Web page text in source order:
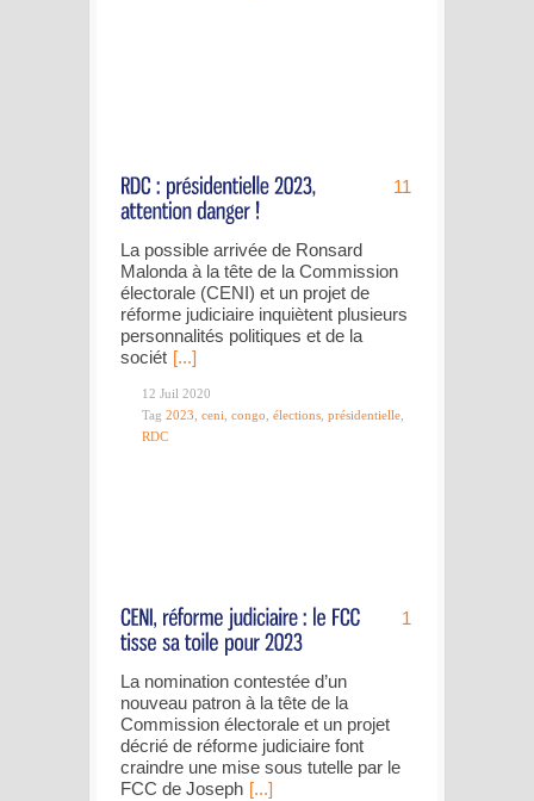
11
La possible arrivée de Ronsard
Malonda à la tête de la Commission
électorale (CENI) et un projet de
réforme judiciaire inquiètent plusieurs
personnalités politiques et de la
sociét [...]
12 Juil 2020
Tag 2023 ceni congo élections présidentielle
RDC
1
La nomination contestée d’un
nouveau patron à la tête de la
Commission électorale et un projet
décrié de réforme judiciaire font
craindre une mise sous tutelle par le
FCC de Joseph [...]